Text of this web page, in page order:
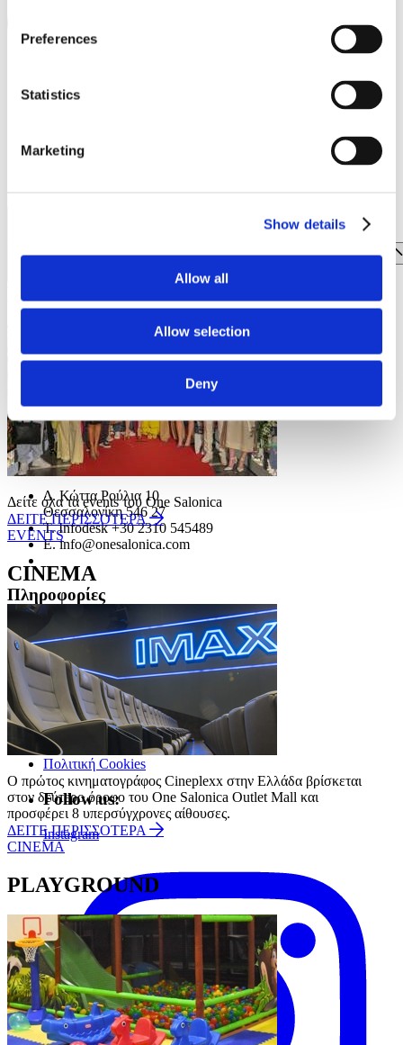
Preferences
Statistics
Marketing
Show details
Allow all
Allow selection
Deny
UNDER ARMOUR
EVENTS
Δείτε όλα τα events του One Salonica
ΔΕΙΤΕ ΠΕΡΙΣΣΟΤΕΡΑ
EVENTS
CINEMA
Ο πρώτος κινηματογράφος Cineplexx στην Ελλάδα βρίσκεται
στον δεύτερο όροφο του One Salonica Outlet Mall και
προσφέρει 8 υπερσύγχρονες αίθουσες.
ΔΕΙΤΕ ΠΕΡΙΣΣΟΤΕΡΑ
CINEMA
PLAYGROUND
Συμφωνώ με την
Ωράριο λειτουργίας
Δευτέρα - Παρασκευή 10:00 - 21:00
Σάββατο 10:00 - 20:00
Κυριακή Κλειστά
Στοιχεία επικοινωνίας
Δ. Κώττα Ρούλια 10
Θεσσαλονίκη 546 27
T.Infodesk +30 2310 545489
Ε.info@onesalonica.com
Πληροφορίες
Αρχική
Καταστήματα
Επικοινωνία
Εταιρεία
Σχετικά με Εμάς
Πολιτική Απορρήτου
Πολιτική Cookies
Follow us:
Instagram